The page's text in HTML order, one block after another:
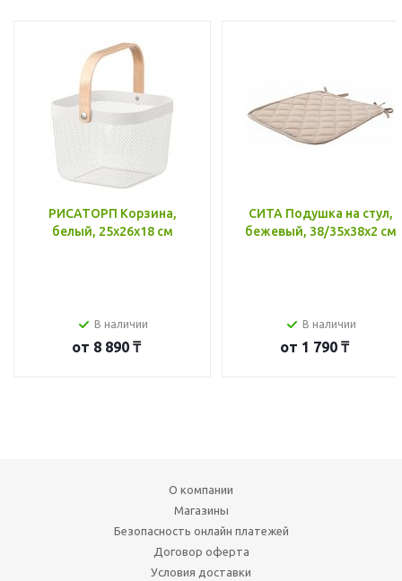
РИСАТОРП Корзина,
белый, 25x26x18 см
В наличии
от 8 890 ₸
СИТА Подушка на стул,
бежевый, 38/35x38x2 см
В наличии
от 1 790 ₸
О компании
Магазины
Безопасность онлайн платежей
Договор оферта
Условия доставки